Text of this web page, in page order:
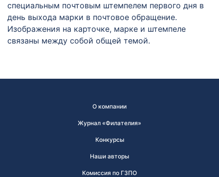
специальным почтовым штемпелем первого дня в
день выхода марки в почтовое обращение.
Изображения на карточке, марке и штемпеле
связаны между собой общей темой.
О компании
Журнал «Филателия»
Конкурсы
Наши авторы
Комиссия по ГЗПО